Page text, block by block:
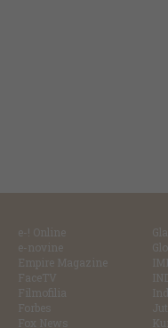
e-! Online
e-novine
Empire Magazine
FaceTV
Filmofilia
Forbes
Fox News